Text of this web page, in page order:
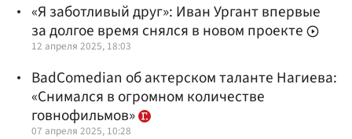
«Я заботливый друг»: Иван Ургант впервые
за долгое время снялся в новом проекте
12 апреля 2025, 18:03
BadComedian об актерском таланте Нагиева:
«Снимался в огромном количестве
говнофильмов»
07 апреля 2025, 10:28